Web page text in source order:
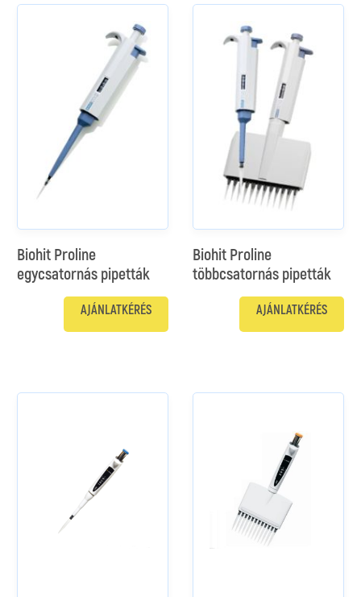
Biohit Proline
egycsatornás pipetták
AJÁNLATKÉRÉS
Biohit Proline
többcsatornás pipetták
AJÁNLATKÉRÉS